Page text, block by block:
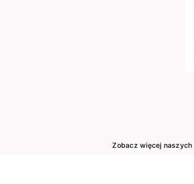
Zobacz więcej